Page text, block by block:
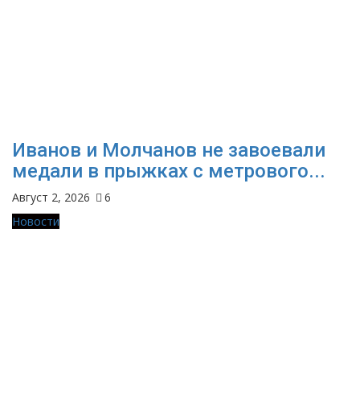
Иванов и Молчанов не завоевали
медали в прыжках с метрового...
Август 2, 2026
6
Новости